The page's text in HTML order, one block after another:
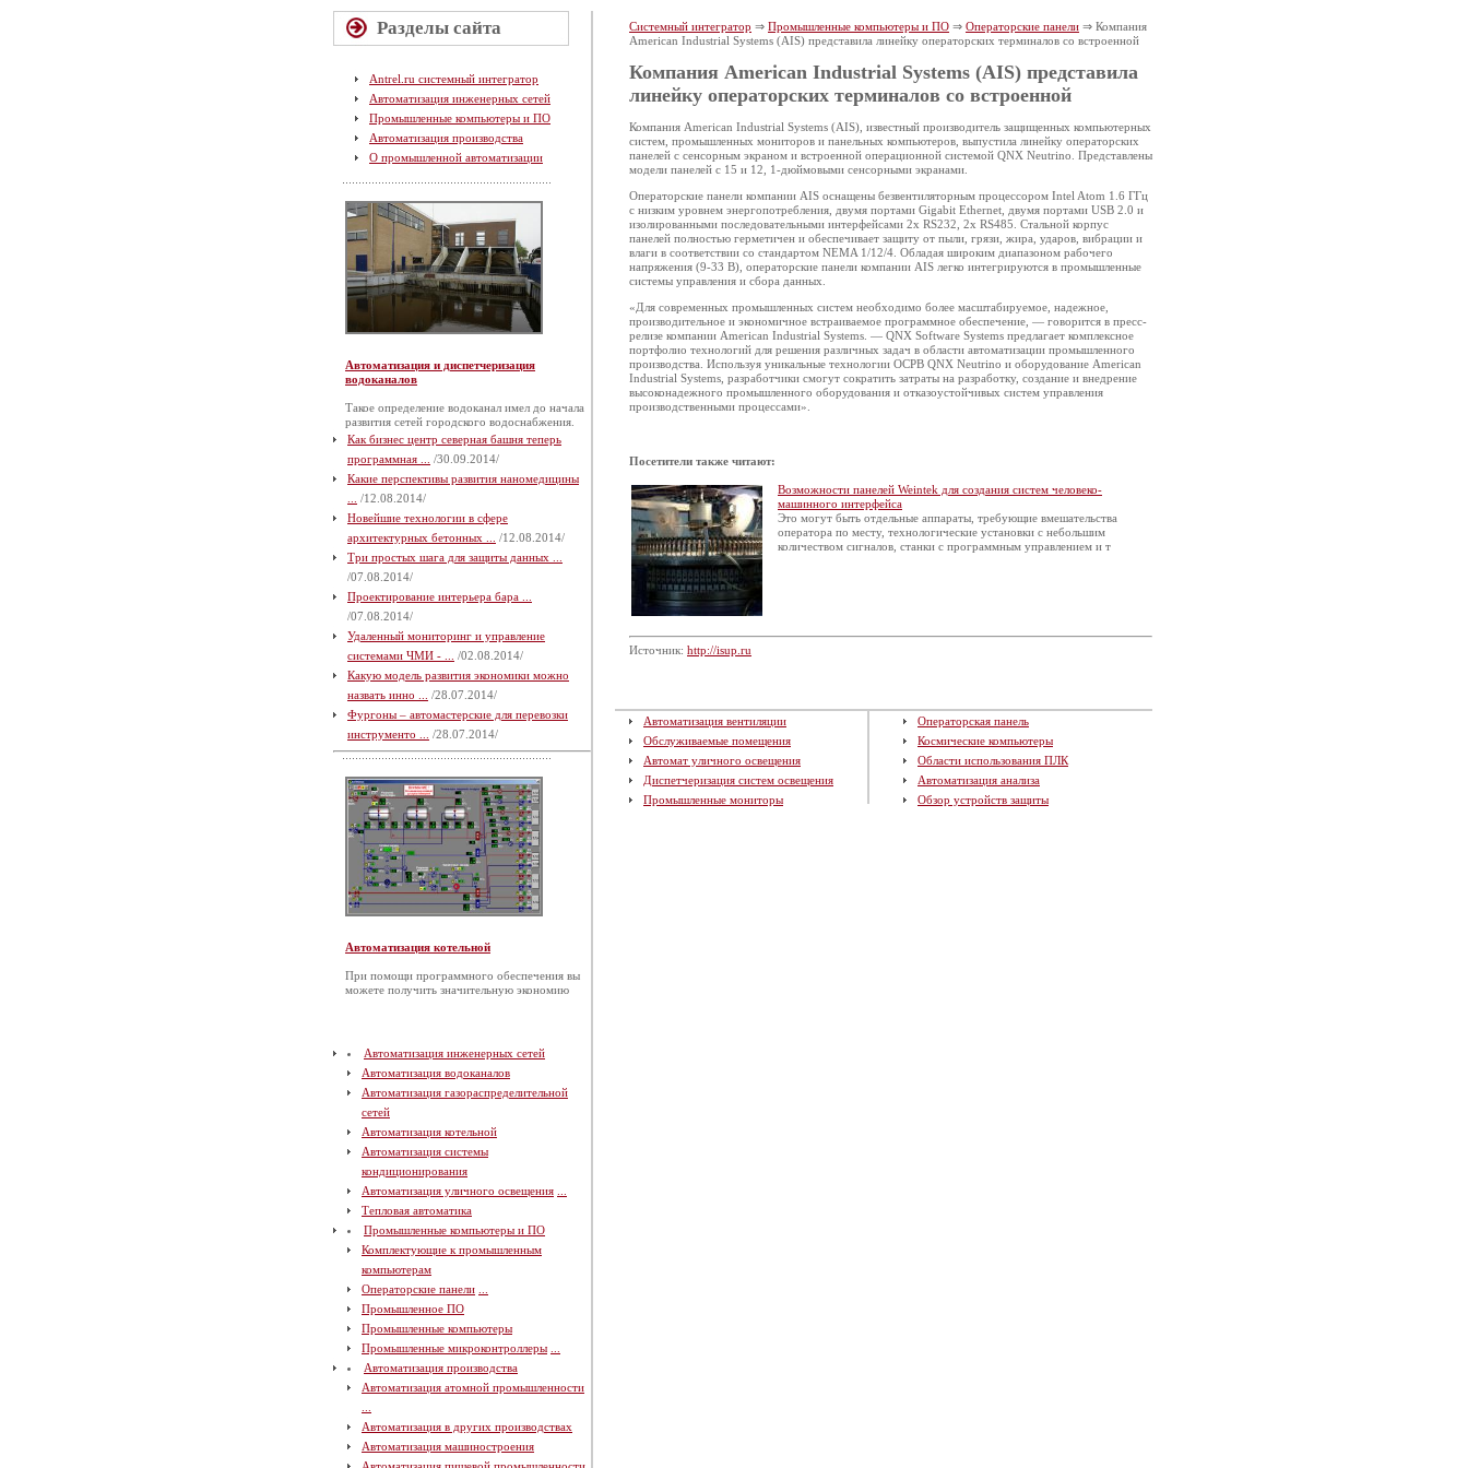
Разделы сайта
Antrel.ru системный интегратор
Автоматизация инженерных сетей
Промышленные компьютеры и ПО
Автоматизация производства
О промышленной автоматизации
Автоматизация и диспетчеризация
водоканалов
Такое определение водоканал имел до начала
развития сетей городского водоснабжения.
Как бизнес центр северная башня теперь
программная ...
/30.09.2014/
Какие перспективы развития наномедицины
/12.08.2014/
Новейшие технологии в сфере
архитектурных бетонных ...
/12.08.2014/
Три простых шага для защиты данных ...
/07.08.2014/
Проектирование интерьера бара ...
/07.08.2014/
Удаленный мониторинг и управление
системами ЧМИ - ...
/02.08.2014/
Какую модель развития экономики можно
назвать инно ...
/28.07.2014/
Фургоны – автомастерские для перевозки
инструменто ...
/28.07.2014/
Автоматизация котельной
При помощи программного обеспечения вы
можете получить значительную экономию
Автоматизация инженерных сетей
Автоматизация водоканалов
Автоматизация газораспределительной
сетей
Автоматизация котельной
Автоматизация системы
кондиционирования
Автоматизация уличного освещения
Тепловая автоматика
Промышленные компьютеры и ПО
Комплектующие к промышленным
компьютерам
Операторские панели
Промышленное ПО
Промышленные компьютеры
Промышленные микроконтроллеры
Автоматизация производства
Автоматизация атомной промышленности
Автоматизация в других производствах
Автоматизация машиностроения
Системный интегратор ⇒ Промышленные компьютеры и ПО ⇒ Операторские панели ⇒ Компания
American Industrial Systems (AIS) представила линейку операторских терминалов со встроенной
Компания American Industrial Systems (AIS) представила
линейку операторских терминалов со встроенной
Компания American Industrial Systems (AIS), известный производитель защищенных компьютерных
систем, промышленных мониторов и панельных компьютеров, выпустила линейку операторских
панелей с сенсорным экраном и встроенной операционной системой QNX Neutrino. Представлены
модели панелей с 15 и 12, 1-дюймовыми сенсорными экранами.
Операторские панели компании AIS оснащены безвентиляторным процессором Intel Atom 1.6 ГГц
с низким уровнем энергопотребления, двумя портами Gigabit Ethernet, двумя портами USB 2.0 и
изолированными последовательными интерфейсами 2х RS232, 2х RS485. Стальной корпус
панелей полностью герметичен и обеспечивает защиту от пыли, грязи, жира, ударов, вибрации и
влаги в соответствии со стандартом NEMA 1/12/4. Обладая широким диапазоном рабочего
напряжения (9-33 В), операторские панели компании AIS легко интегрируются в промышленные
системы управления и сбора данных.
«Для современных промышленных систем необходимо более масштабируемое, надежное,
производительное и экономичное встраиваемое программное обеспечение, — говорится в пресс-
релизе компании American Industrial Systems. — QNX Software Systems предлагает комплексное
портфолио технологий для решения различных задач в области автоматизации промышленного
производства. Используя уникальные технологии ОСРВ QNX Neutrino и оборудование American
Industrial Systems, разработчики смогут сократить затраты на разработку, создание и внедрение
высоконадежного промышленного оборудования и отказоустойчивых систем управления
производственными процессами».
Посетители также читают:
Возможности панелей Weintek для создания систем человеко-
машинного интерфейса
Это могут быть отдельные аппараты, требующие вмешательства
оператора по месту, технологические установки с небольшим
количеством сигналов, станки с программным управлением и т
Источник: http://isup.ru
Автоматизация вентиляции
Обслуживаемые помещения
Автомат уличного освещения
Диспетчеризация систем освещения
Промышленные мониторы
Операторская панель
Космические компьютеры
Области использования ПЛК
Автоматизация анализа
Обзор устройств защиты